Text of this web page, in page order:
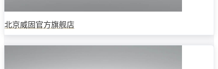
北京威固官方旗舰店